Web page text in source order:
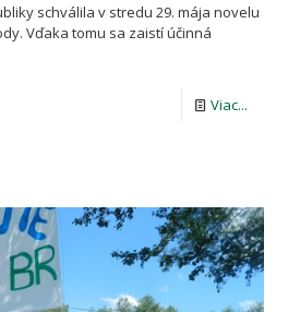
schválila v stredu 29. mája novelu
Vďaka tomu sa zaistí účinná
Viac...
o
prírody,